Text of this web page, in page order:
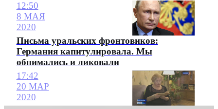
12:50
8 МАЯ
2020
Письма уральских фронтовиков:
Германия капитулировала. Мы
обнимались и ликовали
17:42
20 МАР
2020